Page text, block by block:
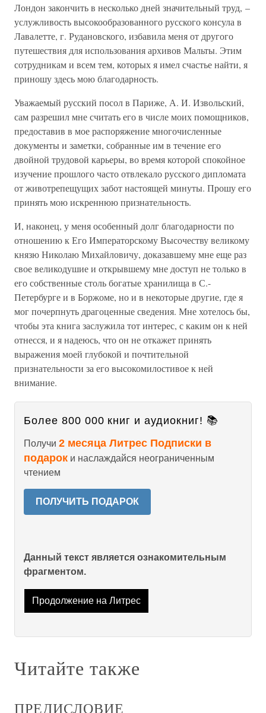
Лондон закончить в несколько дней значительный труд, –
услужливость высокообразованного русского консула в
Лавалетте, г. Рудановского, избавила меня от другого
путешествия для использования архивов Мальты. Этим
сотрудникам и всем тем, которых я имел счастье найти, я
приношу здесь мою благодарность.
Уважаемый русский посол в Париже, А. И. Извольский,
сам разрешил мне считать его в числе моих помощников,
предоставив в мое распоряжение многочисленные
документы и заметки, собранные им в течение его
двойной трудовой карьеры, во время которой спокойное
изучение прошлого часто отвлекало русского дипломата
от животрепещущих забот настоящей минуты. Прошу его
принять мою искреннюю признательность.
И, наконец, у меня особенный долг благодарности по
отношению к Его Императорскому Высочеству великому
князю Николаю Михайловичу, доказавшему мне еще раз
свое великодушие и открывшему мне доступ не только в
его собственные столь богатые хранилища в С.-
Петербурге и в Боржоме, но и в некоторые другие, где я
мог почерпнуть драгоценные сведения. Мне хотелось бы,
чтобы эта книга заслужила тот интерес, с каким он к ней
отнесся, и я надеюсь, что он не откажет принять
выражения моей глубокой и почтительной
признательности за его высокомилостивое к ней
внимание.
Более 800 000 книг и аудиокниг! 📚
Получи 2 месяца Литрес Подписки в
подарок и наслаждайся неограниченным
чтением
ПОЛУЧИТЬ ПОДАРОК
Данный текст является ознакомительным
фрагментом.
Продолжение на Литрес
Читайте также
ПРЕДИСЛОВИЕ